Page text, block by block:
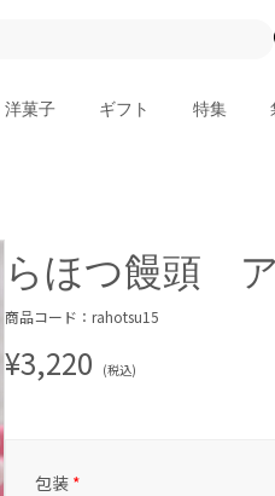
洋菓子 ギフト 特集
らほつ饅頭
商品コード：rahotsu15
¥3,220 (税込)
包装 *